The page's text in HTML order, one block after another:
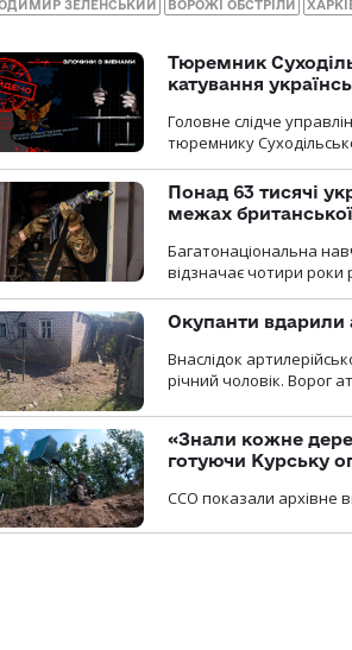
ЗЕЛЕНСЬКИЙ ВОРОЖІ ОБСТРІЛИ
Тюремник
катування
Головне слідче
тюремнику
Понад 63 тисячі
межах британської
Багатонаціональна
відзначає чотири роки
Окупанти вдарили
Внаслідок
річний чоловік. Ворог
«Знали кожне
готуючи Курську
ССО показали архівне